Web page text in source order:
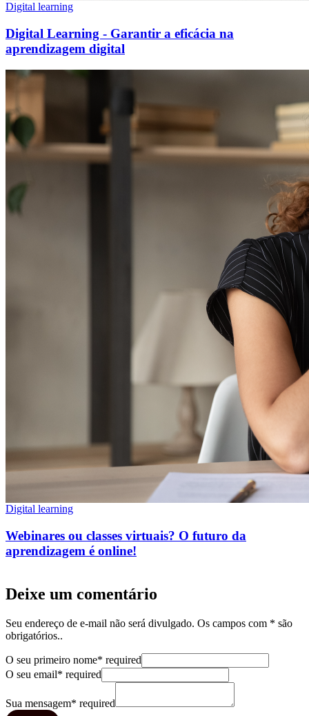
Digital learning
Digital Learning - Garantir a eficácia na
aprendizagem digital
Digital learning
Webinares ou classes virtuais? O futuro da
aprendizagem é online!
Deixe um comentário
Seu endereço de e-mail não será divulgado. Os campos com * são
obrigatórios..
O seu primeiro nome* required
O seu email* required
Sua mensagem* required